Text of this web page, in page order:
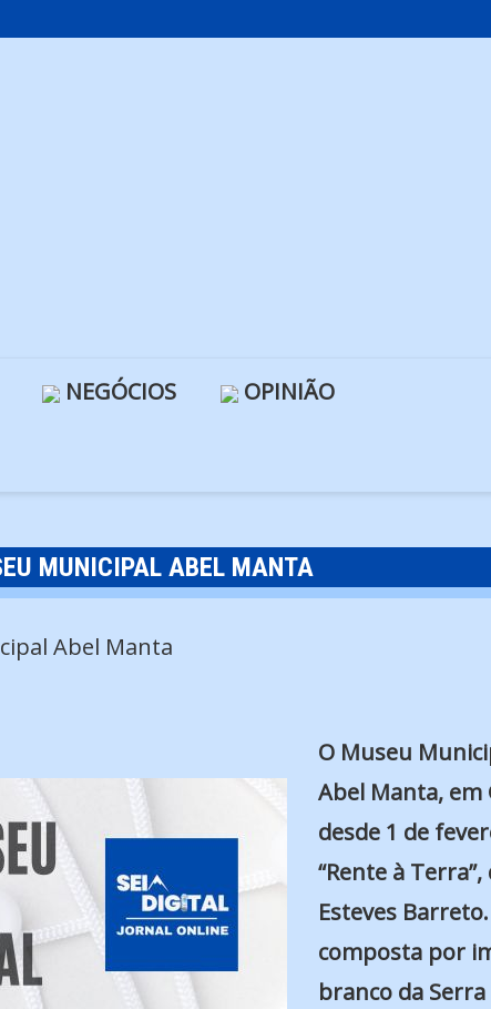
NEGÓCIOS OPINIÃO
MUNICIPAL ABEL MANTA
O Museu
Abel Manta, em
desde 1 de
“Rente à
Esteves
composta por
branco da